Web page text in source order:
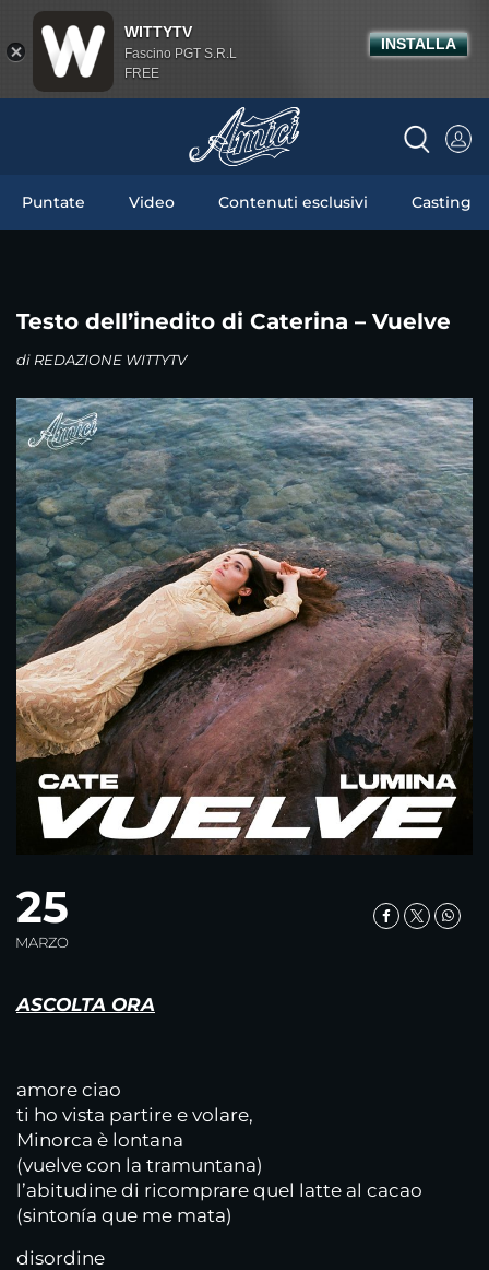
Puntate Video Contenuti esclusivi Casting
Testo dell’inedito di Caterina – Vuelve
di REDAZIONE WITTYTV
25
MARZO
ASCOLTA ORA
amore ciao
ti ho vista partire e volare,
Minorca è lontana
(vuelve con la tramuntana)
l’abitudine di ricomprare quel latte al cacao
(sintonía que me mata)
disordine
WITTYTV
Fascino PGT S.R.L
FREE
INSTALLA